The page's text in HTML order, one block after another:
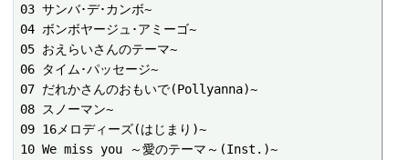
03 サンバ･デ･カンボ~
04 ボンボヤージュ･アミーゴ~
05 おえらいさんのテーマ~
06 タイム･パッセージ~
07 だれかさんのおもいで(Pollyanna)~
08 スノーマン~
09 16メロディーズ(はじまり)~
10 We miss you ～愛のテーマ～(Inst.)~